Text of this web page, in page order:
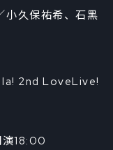
久保祐希、石黑
2nd LoveLive!
演18:00